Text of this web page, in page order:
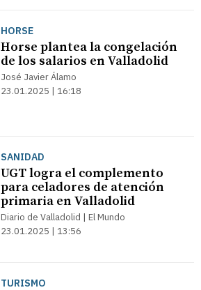
HORSE
Horse plantea la congelación
de los salarios en Valladolid
José Javier Álamo
23.01.2025 | 16:18
SANIDAD
UGT logra el complemento
para celadores de atención
primaria en Valladolid
Diario de Valladolid | El Mundo
23.01.2025 | 13:56
TURISMO